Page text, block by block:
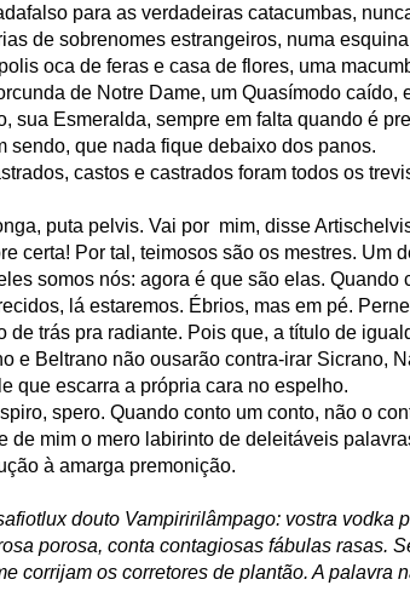
para as verdadeiras catacumbas,
de sobrenomes estrangeiros, numa
oca de feras e casa de flores, uma
de Notre Dame, um Quasímodo caído,
sua Esmeralda, sempre em falta quando é
sendo, que nada fique debaixo dos panos.
castos e castrados foram todos os
puta pelvis. Vai por mim, disse
certa! Por tal, teimosos são os mestres. Um
somos nós: agora é que são elas. Quando
lá estaremos. Ébrios, mas em pé.
de trás pra radiante. Pois que, a título de
e Beltrano não ousarão contra-irar Sicrano,
que escarra a própria cara no espelho.
spero. Quando conto um conto, não o
de mim o mero labirinto de deleitáveis
à amarga premonição.
douto Vampiririlâmpago: vostra vodka
porosa, conta contagiosas fábulas rasas.
corrijam os corretores de plantão. A palavra